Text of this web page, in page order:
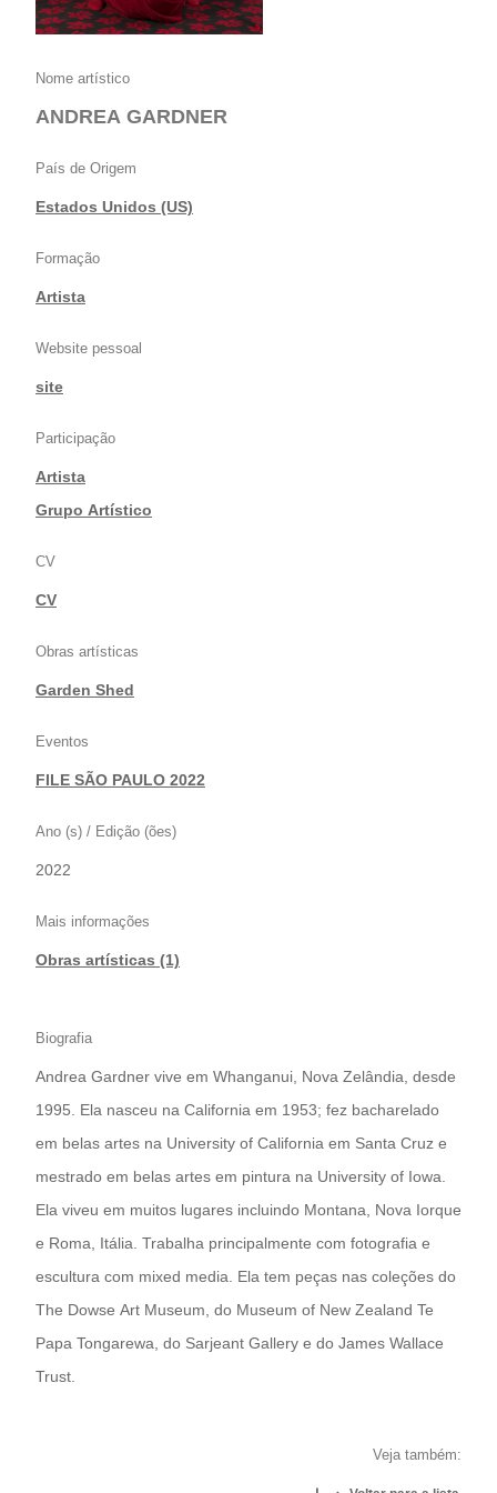
Nome artístico
ANDREA GARDNER
País de Origem
Estados Unidos (US)
Formação
Artista
Website pessoal
site
Participação
Artista
|Grupo Artístico
CV
CV
Obras artísticas
Garden Shed
Eventos
FILE SÃO PAULO 2022
Ano (s) / Edição (ões)
2022
Mais informações
Obras artísticas (1)
Biografia
Andrea Gardner vive em Whanganui, Nova Zelândia, desde
1995. Ela nasceu na California em 1953; fez bacharelado
em belas artes na University of California em Santa Cruz e
mestrado em belas artes em pintura na University of Iowa.
Ela viveu em muitos lugares incluindo Montana, Nova Iorque
e Roma, Itália. Trabalha principalmente com fotografia e
escultura com mixed media. Ela tem peças nas coleções do
The Dowse Art Museum, do Museum of New Zealand Te
Papa Tongarewa, do Sarjeant Gallery e do James Wallace
Trust.
Veja também: